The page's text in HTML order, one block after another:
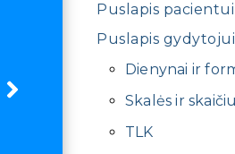
Puslapis pacientui
Puslapis gydytojui
Dienynai ir
Skalės ir
TLK